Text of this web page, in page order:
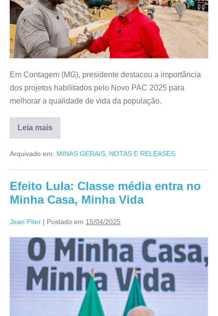
Em Contagem (MG), presidente destacou a importância
dos projetos habilitados pelo Novo PAC 2025 para
melhorar a qualidade de vida da população.
Leia mais
Arquivado em: MINAS GERAIS, NOTAS E RELEASES
Efeito Lula: Classe média entra no
Minha Casa, Minha Vida
Jean Piter | Postado em 15/04/2025